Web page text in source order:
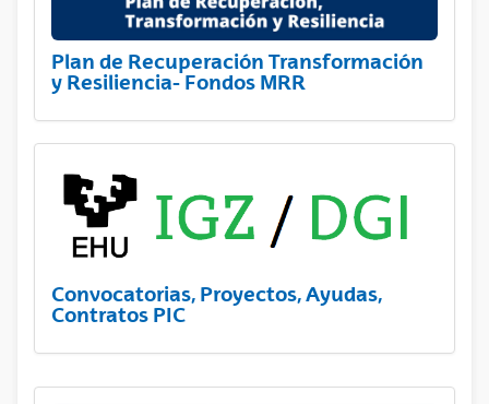
Plan de Recuperación Transformación
y Resiliencia- Fondos MRR
Convocatorias, Proyectos, Ayudas,
Contratos PIC